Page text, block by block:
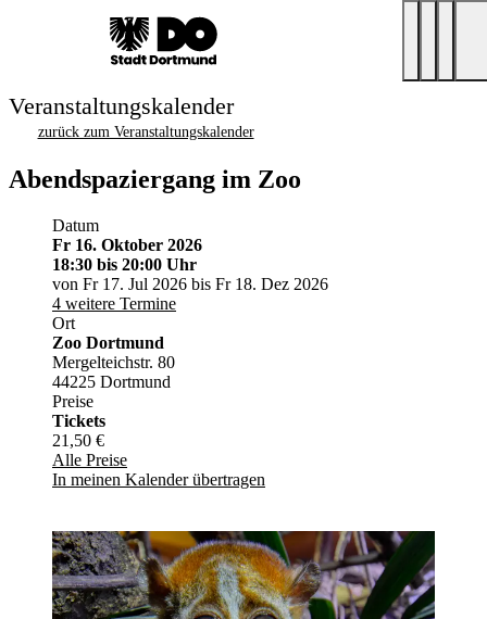
Veranstaltungskalender
zurück zum Veranstaltungskalender
Abendspaziergang im Zoo
Datum
Fr 16. Oktober 2026
18:30 bis 20:00 Uhr
von Fr 17. Jul 2026 bis Fr 18. Dez 2026
4 weitere Termine
Ort
Zoo Dortmund
Mergelteichstr. 80
44225 Dortmund
Preise
Tickets
21,50 €
Alle Preise
In meinen Kalender übertragen